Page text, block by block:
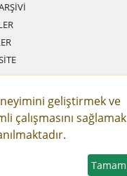
YAYIN SÖZLEŞMESI
geliştirmek ve
çalışmasını sağlamak
Tamam